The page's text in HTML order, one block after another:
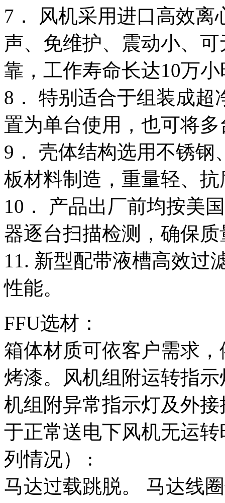
7． 风机采用进口高效
声、免维护、震动小、
靠，工作寿命长达10万
8． 特别适合于组装成
置为单台使用，也可将
9． 壳体结构选用不锈
板材料制造，重量轻、
10． 产品出厂前均按美
器逐台扫描检测，确保质
11. 新型配带液槽高效过
性能。
FFU选材：
箱体材质可依客户需求
烤漆。风机组附运转指
机组附异常指示灯及外
于正常送电下风机无运
列情况） :
马达过载跳脱。 马达线